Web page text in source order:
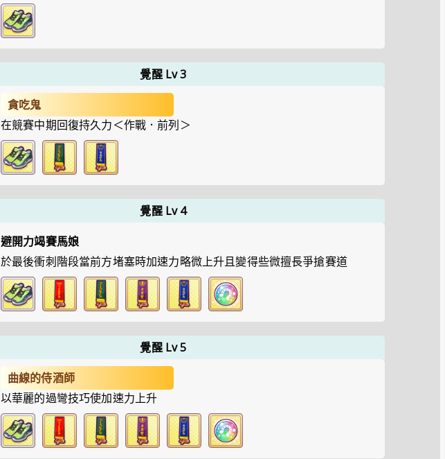
覺醒 Lv 3
貪吃鬼
在競賽中期回復持久力＜作戰．前列＞
覺醒 Lv 4
避開力竭賽馬娘
於最後衝刺階段當前方堵塞時加速力略微上升且變得些微擅長爭搶賽道
覺醒 Lv 5
曲線的侍酒師
以華麗的過彎技巧使加速力上升